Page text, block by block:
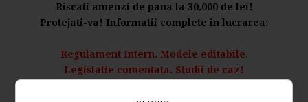
Riscati amenzi de pana la 30.000 de lei!
Protejati-va! Informatii complete in lucrarea:
Regulament Intern. Modele editabile.
Legislatie comentata. Studii de caz!